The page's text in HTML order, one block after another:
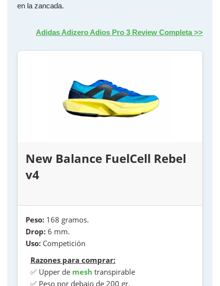
en la zancada.
Adidas Adizero Adios Pro 3 Review Completa >>
New Balance FuelCell Rebel
v4
Peso: 168 gramos.
Drop: 6 mm.
Uso: Competición
Razones para comprar:
✅ Upper de mesh transpirable
✅ Peso por debajo de 200 gr.